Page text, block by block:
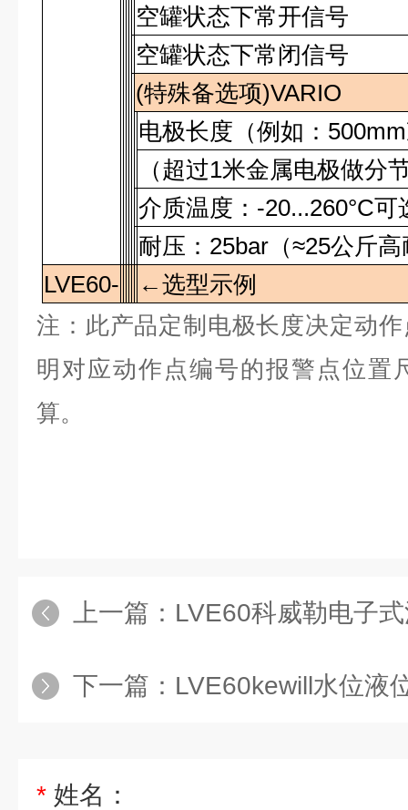
空罐状态下常开信号
空罐状态下常闭信号
(特殊备选项)VARIO
电极长度（例如： 500mm
（超过1米金属电极做分
介质温度： -20...260°C可
耐压： 25bar （≈25公斤
LVE60-
←选型示例
注：此产品定制电极长度决定动
明对应动作点编号的报警点位置
算。
上一篇： LVE60科威勒电子
下一篇： LVE60kewill水位液
* 姓名：